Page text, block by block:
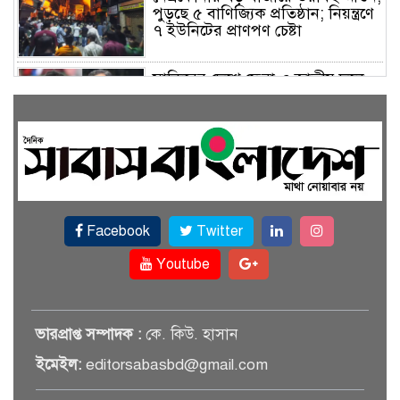
পুড়ছে ৫ বাণিজ্যিক প্রতিষ্ঠান; নিয়ন্ত্রণে
৭ ইউনিটের প্রাণপণ চেষ্টা
সাকিবের দেশে ফেরা ও জাতীয় দলে
ফেরার সম্ভাবনা নেই, ইঙ্গিত ক্রীড়া
ফেসবুকে যুক্ত হলো বিকাশ, সহজ
হলো ডিজিটাল পেমেন্ট
বৃষ্টি উপেক্ষা করে ‘জুলাই গণঅভ্যুত্থান
স্মৃতি জাদুঘরে’ দর্শনার্থীদের ঢল
সেমিকন্ডাক্টর খাতে সুখবর, আসছে
বিশেষ প্রণোদনা
Facebook
Twitter
Youtube
ভারপ্রাপ্ত সম্পাদক : কে. কিউ. হাসান
ইমেইল: editorsabasbd@gmail.com